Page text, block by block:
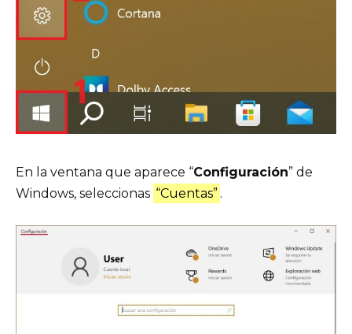
En la ventana que aparece “Configuración” de
Windows, seleccionas “Cuentas” .